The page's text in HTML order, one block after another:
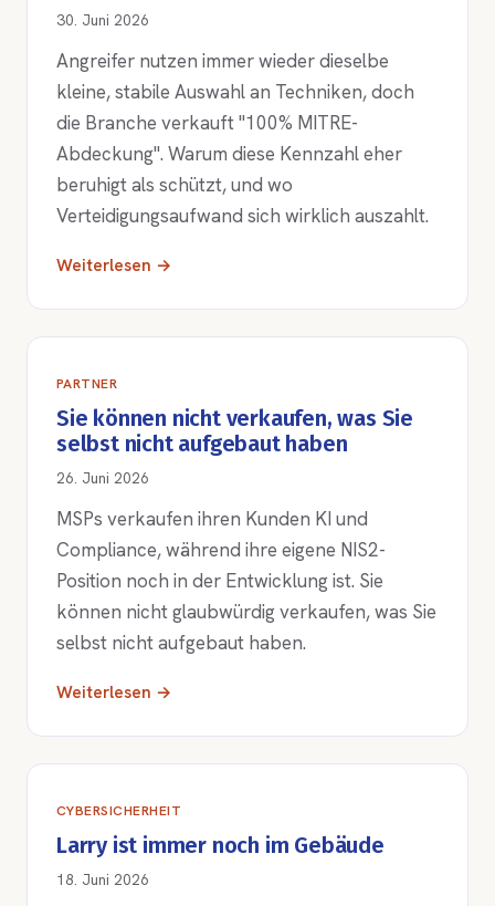
30. Juni 2026
Angreifer nutzen immer wieder dieselbe
kleine, stabile Auswahl an Techniken, doch
die Branche verkauft "100% MITRE-
Abdeckung". Warum diese Kennzahl eher
beruhigt als schützt, und wo
Verteidigungsaufwand sich wirklich auszahlt.
Weiterlesen →
PARTNER
Sie können nicht verkaufen, was Sie
selbst nicht aufgebaut haben
26. Juni 2026
MSPs verkaufen ihren Kunden KI und
Compliance, während ihre eigene NIS2-
Position noch in der Entwicklung ist. Sie
können nicht glaubwürdig verkaufen, was Sie
selbst nicht aufgebaut haben.
Weiterlesen →
CYBERSICHERHEIT
Larry ist immer noch im Gebäude
18. Juni 2026